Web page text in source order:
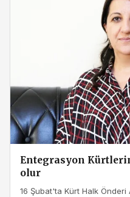
Entegrasyon
olur
16 Şubat'ta Kürt Halk